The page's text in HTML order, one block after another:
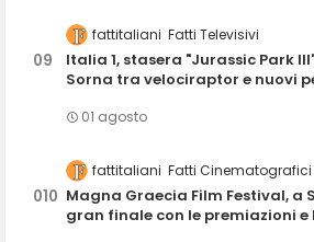
fattitaliani Fatti Televisivi
Italia 1, stasera "Jurassic Park
Sorna tra velociraptor e nuovi
01 agosto
fattitaliani Fatti Cinematografici
Magna Graecia Film Festival, a
gran finale con le premiazioni e